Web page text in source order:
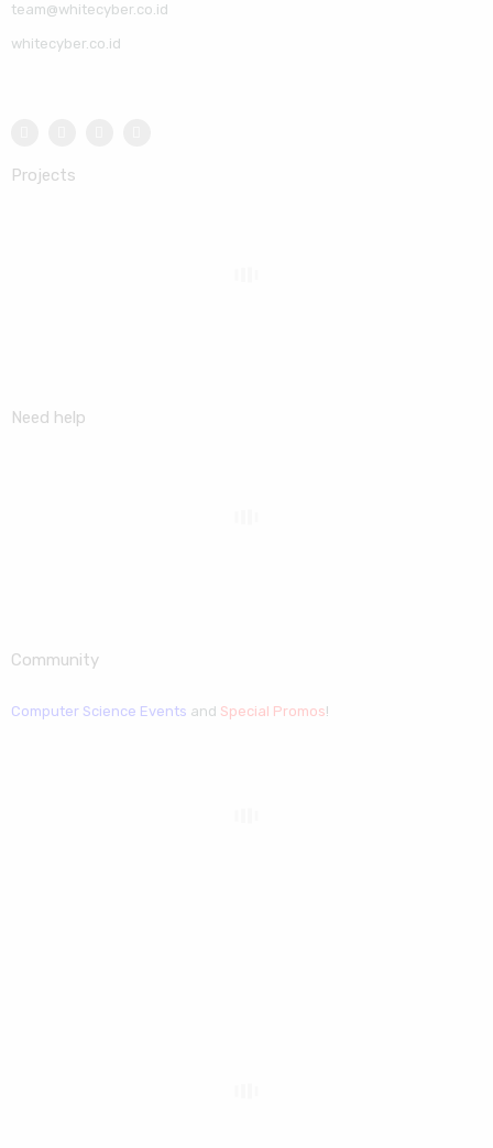
team@whitecyber.co.id
whitecyber.co.id
Projects
Need help
Community
Computer Science Events and Special Promos!